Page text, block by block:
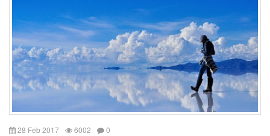
28 Feb 2017 6002 0